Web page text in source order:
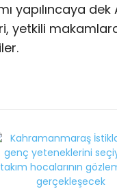
yapılıncaya dek
yetkili